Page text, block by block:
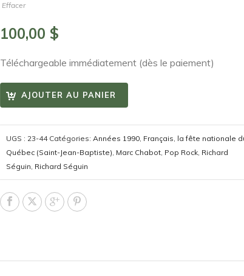
Effacer
100,00 $
Téléchargeable immédiatement (dès le paiement)
AJOUTER AU PANIER
UGS : 23-44 Catégories:Années 1990, Français, la fête nationale
Québec (Saint-Jean-Baptiste), Marc Chabot, Pop Rock, Richard
Séguin, Richard Séguin